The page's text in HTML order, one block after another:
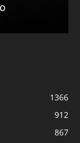
1366
912
867